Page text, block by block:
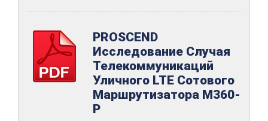
PROSCEND
Исследование Случая
Телекоммуникаций
Уличного LTE Сотового
Маршрутизатора M360-
P